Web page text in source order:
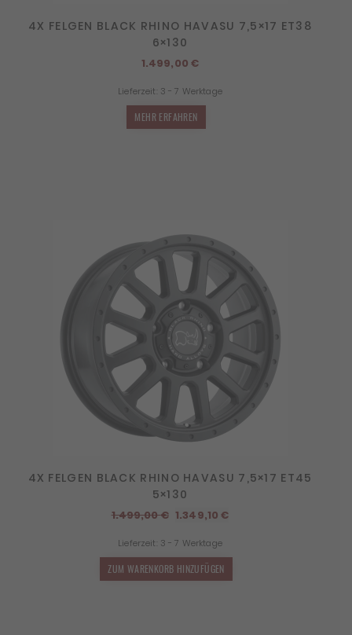
4X FELGEN BLACK RHINO HAVASU 7,5×17 ET38
6×130
1.499,00€
Lieferzeit: 3 - 7 Werktage
MEHR ERFAHREN
4X FELGEN BLACK RHINO HAVASU 7,5×17 ET45
5×130
1.499,00€ Ursprünglicher
war:
1.499,00 €
1.349,10€Aktueller
Lieferzeit: 3 - 7 Werktage
ZUM WARENKORB HINZUFÜGEN